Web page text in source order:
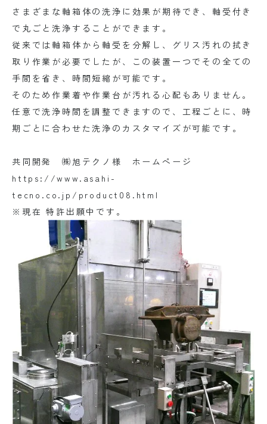
さまざまな軸箱体の洗浄に効果が期待でき、軸受付き
で丸ごと洗浄することができます。
従来では軸箱体から軸受を分解し、グリス汚れの拭き
取り作業が必要でしたが、この装置一つでその全ての
手間を省き、時間短縮が可能です。
そのため作業着や作業台が汚れる心配もありません。
任意で洗浄時間を調整できますので、工程ごとに、時
期ごとに合わせた洗浄のカスタマイズが可能です。
共同開発 ㈱旭テクノ様 ホームページ
https://www.asahi-
tecno.co.jp/product08.html
※現在 特許出願中です。